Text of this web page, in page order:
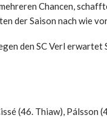
Chancen,
der Saison nach wie
den SC Verl erwartet
(46. Thiaw), Pálsson